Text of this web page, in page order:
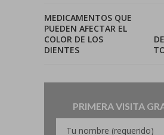
MEDICAMENTOS QUE
PUEDEN AFECTAR EL
COLOR DE LOS
DIENTES
PRIMERA VISITA